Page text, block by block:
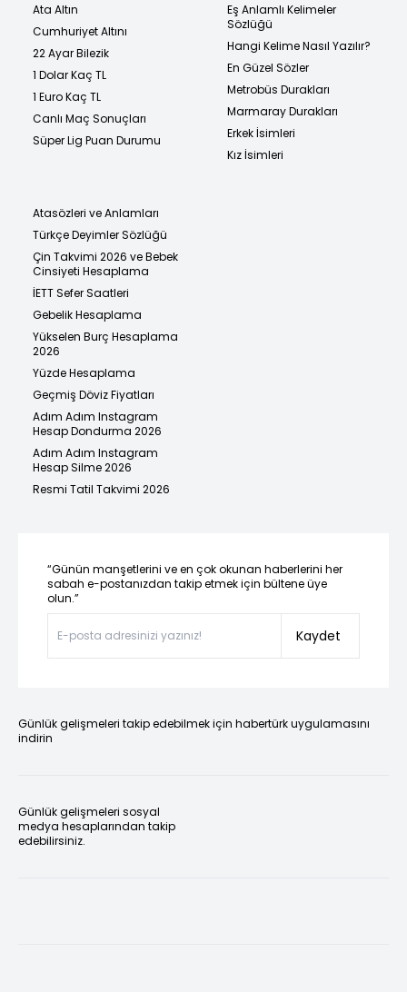
Ata Altın
Cumhuriyet Altını
22 Ayar Bilezik
1 Dolar Kaç TL
1 Euro Kaç TL
Canlı Maç Sonuçları
Süper Lig Puan Durumu
Eş Anlamlı Kelimeler
Sözlüğü
Hangi Kelime Nasıl Yazılır?
En Güzel Sözler
Metrobüs Durakları
Marmaray Durakları
Erkek İsimleri
Kız İsimleri
Atasözleri ve Anlamları
Türkçe Deyimler Sözlüğü
Çin Takvimi 2026 ve Bebek
Cinsiyeti Hesaplama
İETT Sefer Saatleri
Gebelik Hesaplama
Yükselen Burç Hesaplama
2026
Yüzde Hesaplama
Geçmiş Döviz Fiyatları
Adım Adım Instagram
Hesap Dondurma 2026
Adım Adım Instagram
Hesap Silme 2026
Resmi Tatil Takvimi 2026
“Günün manşetlerini ve en çok okunan haberlerini her
sabah e-postanızdan takip etmek için bültene üye
olun.”
Kaydet
Günlük gelişmeleri takip edebilmek için habertürk uygulamasını
indirin
Günlük gelişmeleri sosyal
medya hesaplarından takip
edebilirsiniz.